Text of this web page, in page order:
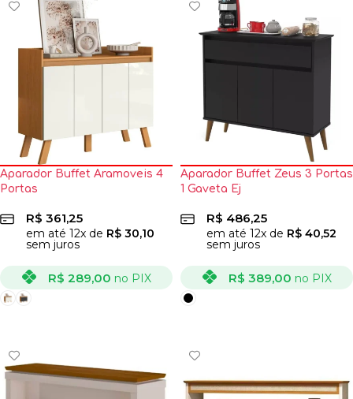
Aparador Buffet Aramoveis 4
Portas
R$ 361,25
em até 12x de R$ 30,10
sem juros
R$ 289,00 no PIX
Aparador Buffet Zeus 3 Portas
1 Gaveta Ej
R$ 486,25
em até 12x de R$ 40,52
sem juros
R$ 389,00 no PIX